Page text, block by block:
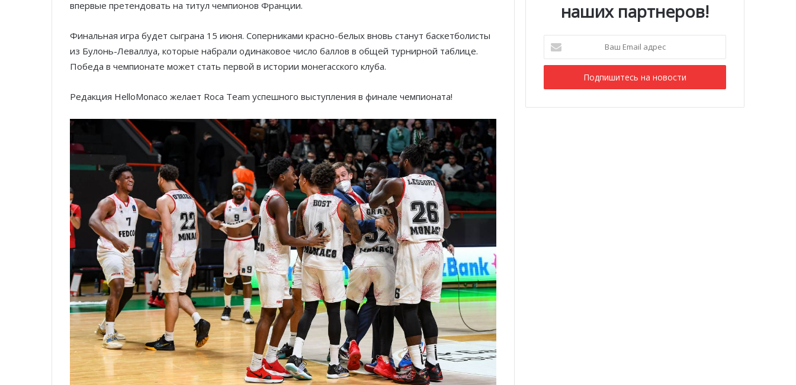
впервые претендовать на титул чемпионов Франции.
Финальная игра будет сыграна 15 июня. Соперниками красно-белых вновь станут баскетболисты
из Булонь-Леваллуа, которые набрали одинаковое число баллов в общей турнирной таблице.
Победа в чемпионате может стать первой в истории монегасского клуба.
Редакция HelloMonaco желает Roca Team успешного выступления в финале чемпионата!
наших партнеров!
Email
адрес